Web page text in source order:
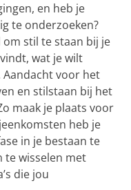
en heb je
te onderzoeken?
om stil te staan bij je
wat je wilt
voor het
en stilstaan bij het
maak je plaats voor
heb je
in je bestaan te
te wisselen met
die jou